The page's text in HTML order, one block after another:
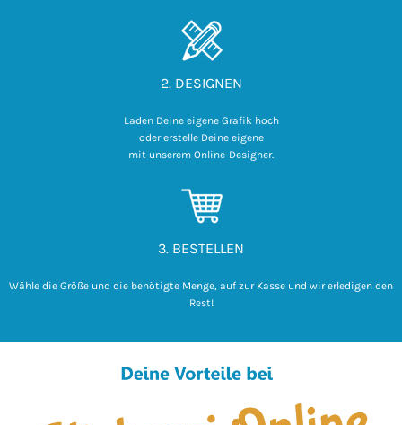
2. DESIGNEN
Laden Deine eigene Grafik hoch
oder erstelle Deine eigene
mit unserem Online-Designer.
3. BESTELLEN
Wähle die Größe und die benötigte Menge, auf zur Kasse und wir erledigen den
Rest!